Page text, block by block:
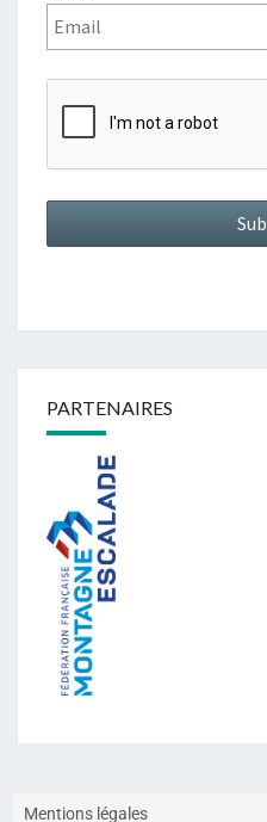
PARTENAIRES
Mentions légales